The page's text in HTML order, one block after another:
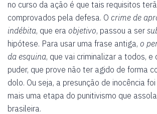
no curso da ação é que tais requisitos
comprovados pela defesa. O crime de
indébita, que era objetivo, passou a ser
hipótese. Para usar uma frase antiga, o
da esquina, que vai criminalizar a todos, e
puder, que prove não ter agido de forma
dolo. Ou seja, a presunção de inocência
mais uma etapa do punitivismo que
brasileira.